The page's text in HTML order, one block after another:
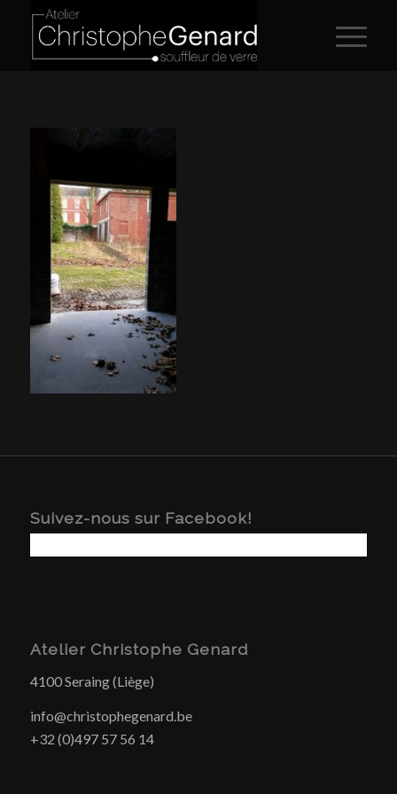
Suivez-nous sur Facebook!
Atelier Christophe Genard
4100 Seraing (Liège)
info@christophegenard.be
+32 (0)497 57 56 14